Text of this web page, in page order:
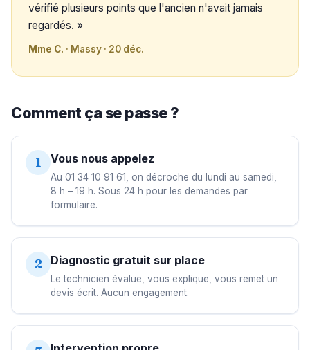
vérifié plusieurs points que l'ancien n'avait jamais
regardés. »
Mme C. · Massy · 20 déc.
Comment ça se passe ?
1 Vous nous appelez
Au 01 34 10 91 61, on décroche du lundi au samedi,
8 h – 19 h. Sous 24 h pour les demandes par
formulaire.
2 Diagnostic gratuit sur place
Le technicien évalue, vous explique, vous remet un
devis écrit. Aucun engagement.